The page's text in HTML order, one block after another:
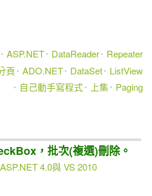
ASP.NET DataReader
Repeater
頁 ADO.NET DataSet
ListView
自己動手寫程式
上集 Paging
，批次(複選)刪除。
ASP.NET 4.0與 VS 2010